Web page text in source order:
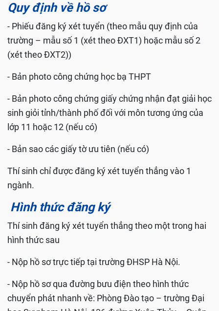
Quy định về hồ sơ
- Phiếu đăng ký xét tuyển (theo mẫu quy định của
trường – mẫu số 1 (xét theo ĐXT1) hoặc mẫu số 2
(xét theo ĐXT2))
- Bản photo công chứng học bạ THPT
- Bản photo công chứng giấy chứng nhận đạt giải học
sinh giỏi tỉnh/thành phố đối với môn tương ứng của
lớp 11 hoặc 12 (nếu có)
- Bản sao các giấy tờ ưu tiên (nếu có)
Thí sinh chỉ được đăng ký xét tuyển thẳng vào 1
ngành.
Hình thức đăng ký
Thí sinh đăng ký xét tuyển thẳng theo một trong hai
hình thức sau
- Nộp hồ sơ trực tiếp tại trường ĐHSP Hà Nội.
- Nộp hồ sơ qua đường bưu điện theo hình thức
chuyển phát nhanh về: Phòng Đào tạo – trường Đại